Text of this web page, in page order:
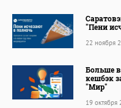
"Пени
22 ноября
Больше
кешбэк
"Мир"
19 октября